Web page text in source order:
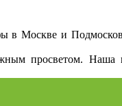
в Москве и
просветом. Наша